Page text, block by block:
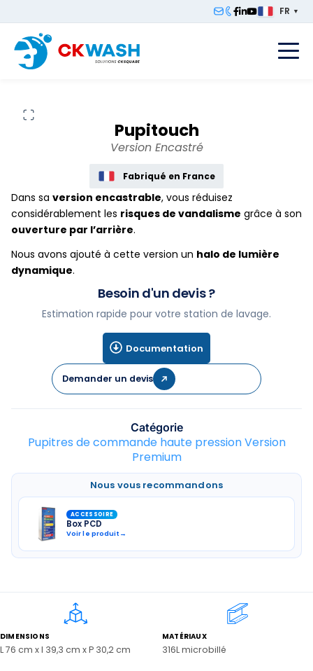
FR ▼
Pupitouch
Version Encastré
Fabriqué en France
Dans sa version encastrable, vous réduisez
considérablement les risques de vandalisme grâce à son
ouverture par l’arrière.
Nous avons ajouté à cette version un halo de lumière
dynamique.
Besoin d'un devis ?
Estimation rapide pour votre station de lavage.
Documentation
Demander un devis
Catégorie
Pupitres de commande haute pression Version
Premium
Nous vous recommandons
ACCESSOIRE
Box PCD
Voir le produit →
DIMENSIONS
L 76 cm x l 39,3 cm x P 30,2 cm
MATÉRIAUX
316L microbillé